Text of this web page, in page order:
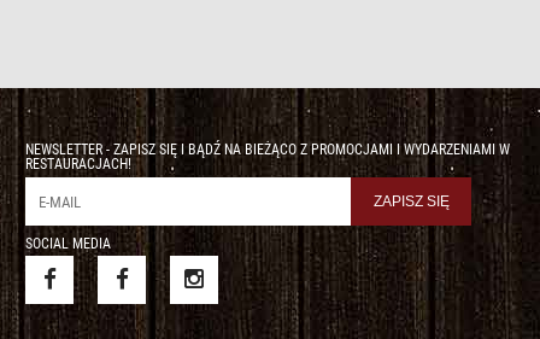
NEWSLETTER - ZAPISZ SIĘ I BĄDŹ NA BIEŻĄCO Z PROMOCJAMI I WYDARZENIAMI W
RESTAURACJACH!
SOCIAL MEDIA